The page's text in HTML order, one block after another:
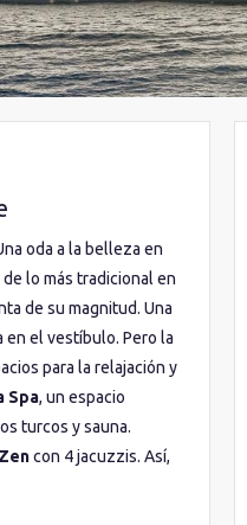
oda a la belleza en
lo más tradicional en
de su magnitud. Una
en el vestíbulo. Pero la
para la relajación y
Spa, un espacio
turcos y sauna.
con 4 jacuzzis. Así,